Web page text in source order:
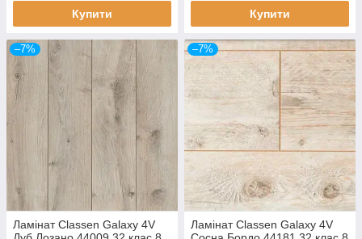
Купити Купити
–7%
Ламінат Classen Galaxy 4V
–7%
Ламінат Classen Galaxy 4V